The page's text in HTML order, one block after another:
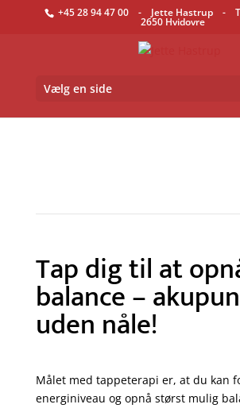
+45 28 94 47 00 - Jette Hastrup -
2650 Hvidovre
Vælg en side
Tap dig til at
balance –
uden nåle!
Målet med tappeterapi er, at du kan
energiniveau og opnå størst mulig